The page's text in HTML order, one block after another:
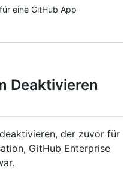
eine GitHub App
Deaktivieren
der zuvor für
GitHub Enterprise